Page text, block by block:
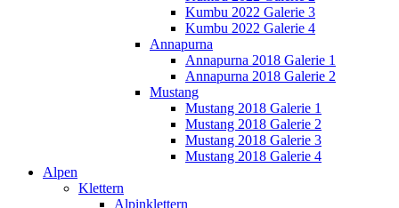
Kumbu 2022 Galerie 3
Kumbu 2022 Galerie 4
Annapurna
Annapurna 2018 Galerie 1
Annapurna 2018 Galerie 2
Mustang
Mustang 2018 Galerie 1
Mustang 2018 Galerie 2
Mustang 2018 Galerie 3
Mustang 2018 Galerie 4
Alpen
Klettern
Alpinklettern